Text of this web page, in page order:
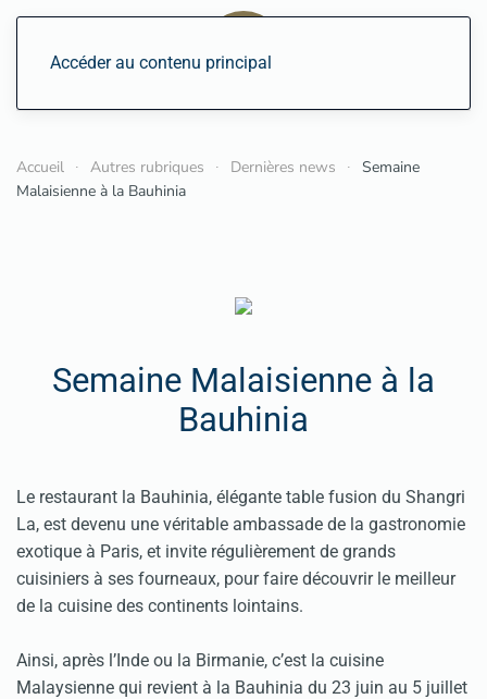
Accéder au contenu principal
Accueil Autres rubriques Dernières news
Semaine
Malaisienne à la Bauhinia
Semaine Malaisienne à la
Bauhinia
Le restaurant la Bauhinia, élégante table fusion du Shangri
La, est devenu une véritable ambassade de la gastronomie
exotique à Paris, et invite régulièrement de grands
cuisiniers à ses fourneaux, pour faire découvrir le meilleur
de la cuisine des continents lointains.
Ainsi, après l’Inde ou la Birmanie, c’est la cuisine
Malaysienne qui revient à la Bauhinia du 23 juin au 5 juillet